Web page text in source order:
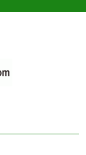
Kawasan